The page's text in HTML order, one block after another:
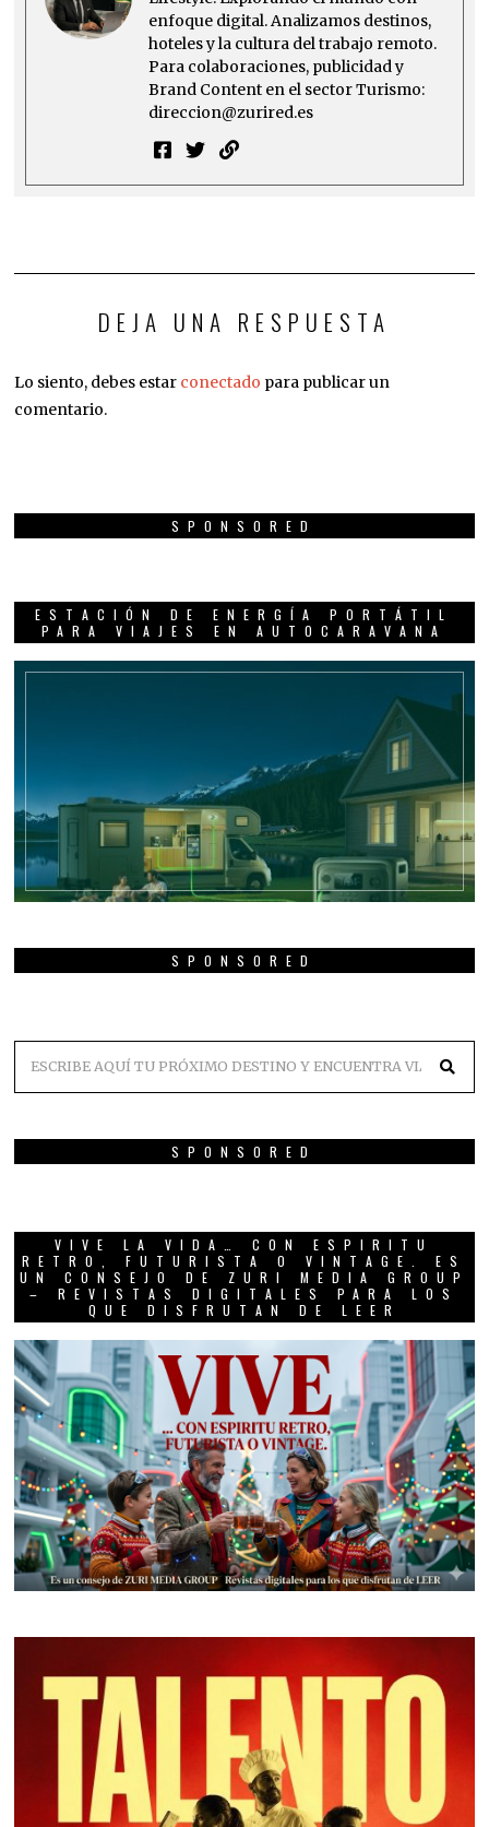
enfoque digital. Analizamos destinos,
hoteles y la cultura del trabajo remoto.
Para colaboraciones, publicidad y
Brand Content en el sector Turismo:
direccion@zurired.es
DEJA UNA RESPUESTA
Lo siento, debes estar conectado para publicar un
comentario.
SPONSORED
ESTACIÓN DE ENERGÍA PORTÁTIL
PARA VIAJES EN AUTOCARAVANA
SPONSORED
SPONSORED
VIVE LA VIDA… CON ESPIRITU
RETRO, FUTURISTA O VINTAGE. ES
UN CONSEJO DE ZURI MEDIA GROUP
– REVISTAS DIGITALES PARA LOS
QUE DISFRUTAN DE LEER